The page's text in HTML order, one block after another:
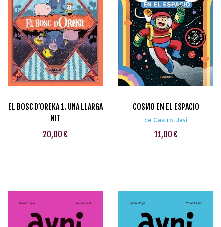
EL BOSC D’OREKA 1. UNA LLARGA
NIT
20,00 €
COSMO EN EL ESPACIO
de Castro, Javi
11,00 €